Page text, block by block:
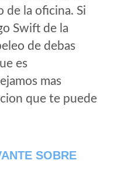
de la oficina. Si
Swift de la
de debas
es
mas
que te puede
SOBRE